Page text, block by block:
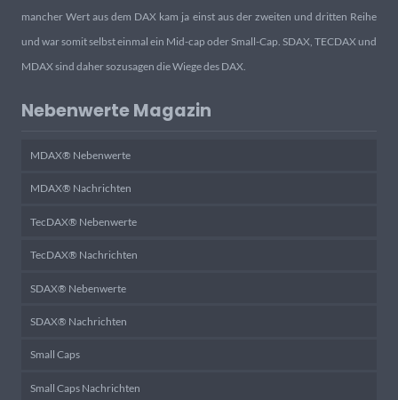
mancher Wert aus dem DAX kam ja einst aus der zweiten und dritten Reihe
und war somit selbst einmal ein Mid-cap oder Small-Cap. SDAX, TECDAX und
MDAX sind daher sozusagen die Wiege des DAX.
Nebenwerte Magazin
MDAX® Nebenwerte
MDAX® Nachrichten
TecDAX® Nebenwerte
TecDAX® Nachrichten
SDAX® Nebenwerte
SDAX® Nachrichten
Small Caps
Small Caps Nachrichten